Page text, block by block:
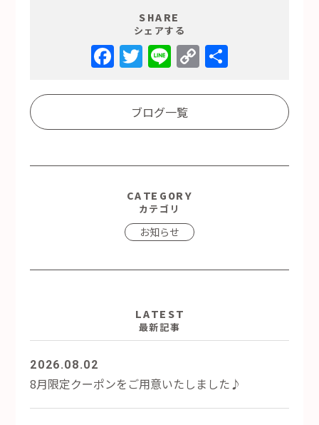
SHARE
シェアする
Facebook
Twitter
LineCopy
Link
ブログ一覧
CATEGORY
カテゴリ
お知らせ
LATEST
最新記事
2026.08.02
8月限定クーポンをご用意いたしました♪